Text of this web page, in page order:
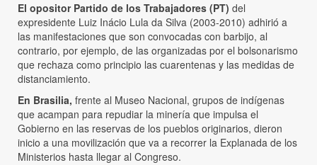
El opositor Partido de los Trabajadores (PT) del
expresidente Luiz Inácio Lula da Silva (2003-2010) adhirió a
las manifestaciones que son convocadas con barbijo, al
contrario, por ejemplo, de las organizadas por el bolsonarismo
que rechaza como principio las cuarentenas y las medidas de
distanciamiento.
En Brasilia, frente al Museo Nacional, grupos de indígenas
que acampan para repudiar la minería que impulsa el
Gobierno en las reservas de los pueblos originarios, dieron
inicio a una movilización que va a recorrer la Explanada de los
Ministerios hasta llegar al Congreso.